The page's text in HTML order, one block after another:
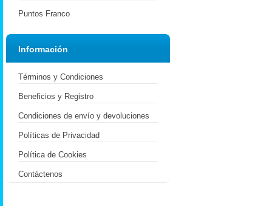
Puntos Franco
Información
Términos y Condiciones
Beneficios y Registro
Condiciones de envío y devoluciones
Políticas de Privacidad
Política de Cookies
Contáctenos